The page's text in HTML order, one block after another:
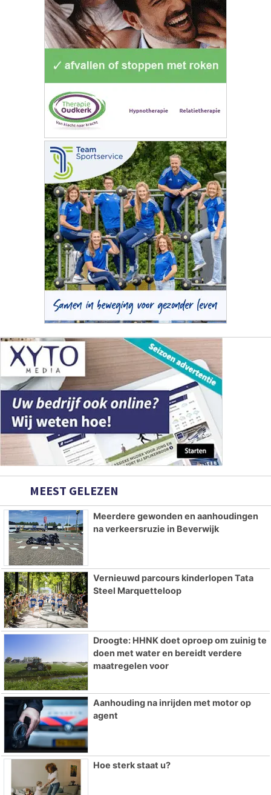
MEEST GELEZEN
Meerdere gewonden en aanhoudingen
na verkeersruzie in Beverwijk
Vernieuwd parcours kinderlopen Tata
Steel Marquetteloop
Droogte: HHNK doet oproep om zuinig te
doen met water en bereidt verdere
maatregelen voor
Aanhouding na inrijden met motor op
agent
Hoe sterk staat u?